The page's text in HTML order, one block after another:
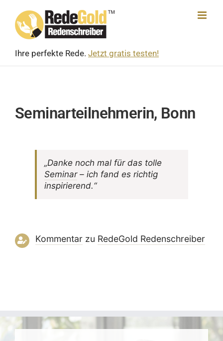
content
Ihre perfekte Rede. Jetzt gratis testen!
Seminarteilnehmerin, Bonn
„Danke noch mal für das tolle
Seminar– ich fand es richtig
inspirierend.“
Kommentarzu RedeGold Reden­schreiber